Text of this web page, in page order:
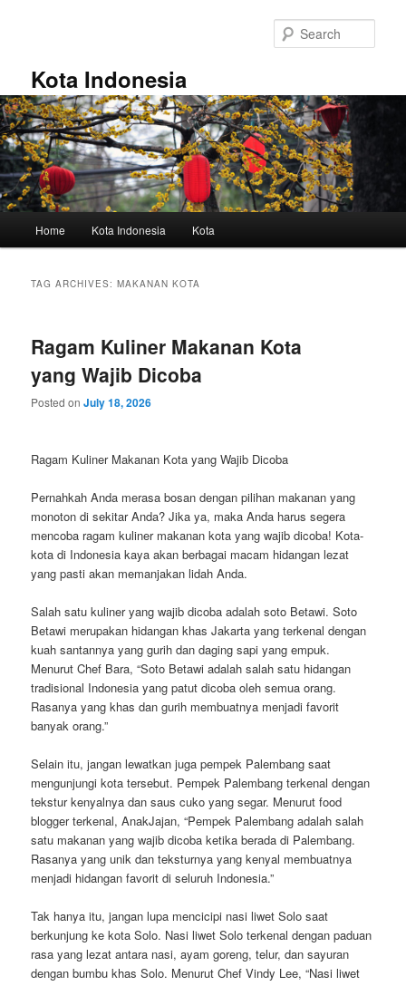
Kota Indonesia
Home Kota Indonesia Kota
TAG ARCHIVES:MAKANAN KOTA
Ragam Kuliner Makanan Kota
yang Wajib Dicoba
Posted onJuly 18, 2026
Ragam Kuliner Makanan Kota yang Wajib Dicoba
Pernahkah Anda merasa bosan dengan pilihan makanan yang
monoton di sekitar Anda? Jika ya, maka Anda harus segera
mencoba ragam kuliner makanan kota yang wajib dicoba! Kota-
kota di Indonesia kaya akan berbagai macam hidangan lezat
yang pasti akan memanjakan lidah Anda.
Salah satu kuliner yang wajib dicoba adalah soto Betawi. Soto
Betawi merupakan hidangan khas Jakarta yang terkenal dengan
kuah santannya yang gurih dan daging sapi yang empuk.
Menurut Chef Bara, “Soto Betawi adalah salah satu hidangan
tradisional Indonesia yang patut dicoba oleh semua orang.
Rasanya yang khas dan gurih membuatnya menjadi favorit
banyak orang.”
Selain itu, jangan lewatkan juga pempek Palembang saat
mengunjungi kota tersebut. Pempek Palembang terkenal dengan
tekstur kenyalnya dan saus cuko yang segar. Menurut food
blogger terkenal, AnakJajan, “Pempek Palembang adalah salah
satu makanan yang wajib dicoba ketika berada di Palembang.
Rasanya yang unik dan teksturnya yang kenyal membuatnya
menjadi hidangan favorit di seluruh Indonesia.”
Tak hanya itu, jangan lupa mencicipi nasi liwet Solo saat
berkunjung ke kota Solo. Nasi liwet Solo terkenal dengan paduan
rasa yang lezat antara nasi, ayam goreng, telur, dan sayuran
dengan bumbu khas Solo. Menurut Chef Vindy Lee, “Nasi liwet